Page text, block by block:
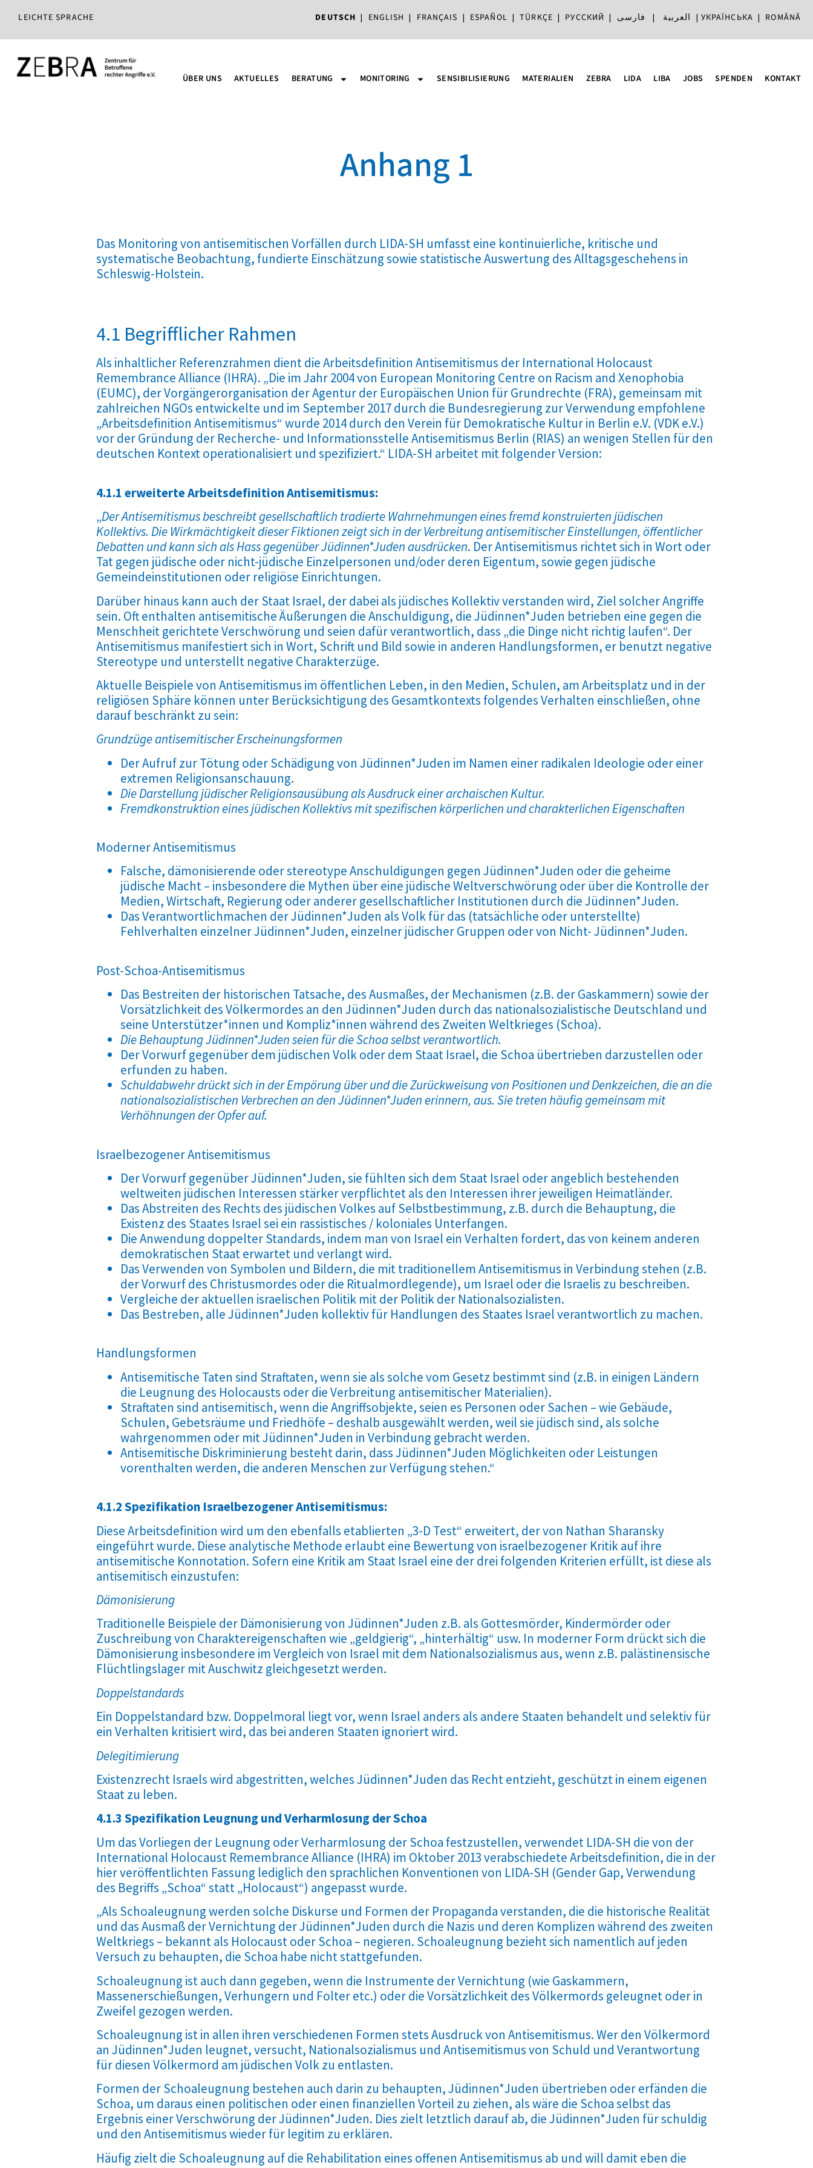
LEICHTE SPRACHE DEUTSCH | ENGLISH | FRANÇAIS | ESPAÑOL |TÜRKÇE | РУССКИЙ | العربية | فارسی | УКРАЇНСЬКА | ROMÂNĂ
ÜBER UNS AKTUELLES BERATUNG MONITORING SENSIBILISIERUNG MATERIALIEN ZEBRA LIDA LIBA JOBS SPENDEN KONTAKT
Anhang 1
Das Monitoring von antisemitischen Vorfällen durch LIDA-SH umfasst eine kontinuierliche, kritische und
systematische Beobachtung, fundierte Einschätzung sowie statistische Auswertung des Alltagsgeschehens in
Schleswig-Holstein.
4.1 Begrifflicher Rahmen
Als inhaltlicher Referenzrahmen dient die Arbeitsdefinition Antisemitismus der International Holocaust
Remembrance Alliance (IHRA). „Die im Jahr 2004 von European Monitoring Centre on Racism and Xenophobia
(EUMC), der Vorgängerorganisation der Agentur der Europäischen Union für Grundrechte (FRA), gemeinsam mit
zahlreichen NGOs entwickelte und im September 2017 durch die Bundesregierung zur Verwendung empfohlene
„Arbeitsdefinition Antisemitismus“ wurde 2014 durch den Verein für Demokratische Kultur in Berlin e.V. (VDK e.V.)
vor der Gründung der Recherche- und Informationsstelle Antisemitismus Berlin (RIAS) an wenigen Stellen für den
deutschen Kontext operationalisiert und spezifiziert.“ LIDA-SH arbeitet mit folgender Version:
4.1.1 erweiterte Arbeitsdefinition Antisemitismus:
„Der Antisemitismus beschreibt gesellschaftlich tradierte Wahrnehmungen eines fremd konstruierten jüdischen
Kollektivs. Die Wirkmächtigkeit dieser Fiktionen zeigt sich in der Verbreitung antisemitischer Einstellungen, öffentlicher
Debatten und kann sich als Hass gegenüber Jüdinnen*Juden ausdrücken. Der Antisemitismus richtet sich in Wort oder
Tat gegen jüdische oder nicht-jüdische Einzelpersonen und/oder deren Eigentum, sowie gegen jüdische
Gemeindeinstitutionen oder religiöse Einrichtungen.
Darüber hinaus kann auch der Staat Israel, der dabei als jüdisches Kollektiv verstanden wird, Ziel solcher Angriffe
sein. Oft enthalten antisemitische Äußerungen die Anschuldigung, die Jüdinnen*Juden betrieben eine gegen die
Menschheit gerichtete Verschwörung und seien dafür verantwortlich, dass „die Dinge nicht richtig laufen“. Der
Antisemitismus manifestiert sich in Wort, Schrift und Bild sowie in anderen Handlungsformen, er benutzt negative
Stereotype und unterstellt negative Charakterzüge.
Aktuelle Beispiele von Antisemitismus im öffentlichen Leben, in den Medien, Schulen, am Arbeitsplatz und in der
religiösen Sphäre können unter Berücksichtigung des Gesamtkontexts folgendes Verhalten einschließen, ohne
darauf beschränkt zu sein:
Grundzüge antisemitischer Erscheinungsformen
Der Aufruf zur Tötung oder Schädigung von Jüdinnen*Juden im Namen einer radikalen Ideologie oder einer
extremen Religionsanschauung.
Die Darstellung jüdischer Religionsausübung als Ausdruck einer archaischen Kultur.
Fremdkonstruktion eines jüdischen Kollektivs mit spezifischen körperlichen und charakterlichen Eigenschaften
Moderner Antisemitismus
Falsche, dämonisierende oder stereotype Anschuldigungen gegen Jüdinnen*Juden oder die geheime
jüdische Macht – insbesondere die Mythen über eine jüdische Weltverschwörung oder über die Kontrolle der
Medien, Wirtschaft, Regierung oder anderer gesellschaftlicher Institutionen durch die Jüdinnen*Juden.
Das Verantwortlichmachen der Jüdinnen*Juden als Volk für das (tatsächliche oder unterstellte)
Fehlverhalten einzelner Jüdinnen*Juden, einzelner jüdischer Gruppen oder von Nicht- Jüdinnen*Juden.
Post-Schoa-Antisemitismus
Das Bestreiten der historischen Tatsache, des Ausmaßes, der Mechanismen (z.B. der Gaskammern) sowie der
Vorsätzlichkeit des Völkermordes an den Jüdinnen*Juden durch das nationalsozialistische Deutschland und
seine Unterstützer*innen und Kompliz*innen während des Zweiten Weltkrieges (Schoa).
Die Behauptung Jüdinnen*Juden seien für die Schoa selbst verantwortlich.
Der Vorwurf gegenüber dem jüdischen Volk oder dem Staat Israel, die Schoa übertrieben darzustellen oder
erfunden zu haben.
Schuldabwehr drückt sich in der Empörung über und die Zurückweisung von Positionen und Denkzeichen, die an die
nationalsozialistischen Verbrechen an den Jüdinnen*Juden erinnern, aus. Sie treten häufig gemeinsam mit
Verhöhnungen der Opfer auf.
Israelbezogener Antisemitismus
Der Vorwurf gegenüber Jüdinnen*Juden, sie fühlten sich dem Staat Israel oder angeblich bestehenden
weltweiten jüdischen Interessen stärker verpflichtet als den Interessen ihrer jeweiligen Heimatländer.
Das Abstreiten des Rechts des jüdischen Volkes auf Selbstbestimmung, z.B. durch die Behauptung, die
Existenz des Staates Israel sei ein rassistisches / koloniales Unterfangen.
Die Anwendung doppelter Standards, indem man von Israel ein Verhalten fordert, das von keinem anderen
demokratischen Staat erwartet und verlangt wird.
Das Verwenden von Symbolen und Bildern, die mit traditionellem Antisemitismus in Verbindung stehen (z.B.
der Vorwurf des Christusmordes oder die Ritualmordlegende), um Israel oder die Israelis zu beschreiben.
Vergleiche der aktuellen israelischen Politik mit der Politik der Nationalsozialisten.
Das Bestreben, alle Jüdinnen*Juden kollektiv für Handlungen des Staates Israel verantwortlich zu machen.
Handlungsformen
Antisemitische Taten sind Straftaten, wenn sie als solche vom Gesetz bestimmt sind (z.B. in einigen Ländern
die Leugnung des Holocausts oder die Verbreitung antisemitischer Materialien).
Straftaten sind antisemitisch, wenn die Angriffsobjekte, seien es Personen oder Sachen – wie Gebäude,
Schulen, Gebetsräume und Friedhöfe – deshalb ausgewählt werden, weil sie jüdisch sind, als solche
wahrgenommen oder mit Jüdinnen*Juden in Verbindung gebracht werden.
Antisemitische Diskriminierung besteht darin, dass Jüdinnen*Juden Möglichkeiten oder Leistungen
vorenthalten werden, die anderen Menschen zur Verfügung stehen.“
4.1.2 Spezifikation Israelbezogener Antisemitismus:
Diese Arbeitsdefinition wird um den ebenfalls etablierten „3-D Test“ erweitert, der von Nathan Sharansky
eingeführt wurde. Diese analytische Methode erlaubt eine Bewertung von israelbezogener Kritik auf ihre
antisemitische Konnotation. Sofern eine Kritik am Staat Israel eine der drei folgenden Kriterien erfüllt, ist diese als
antisemitisch einzustufen:
Dämonisierung
Traditionelle Beispiele der Dämonisierung von Jüdinnen*Juden z.B. als Gottesmörder, Kindermörder oder
Zuschreibung von Charaktereigenschaften wie „geldgierig“, „hinterhältig“ usw. In moderner Form drückt sich die
Dämonisierung insbesondere im Vergleich von Israel mit dem Nationalsozialismus aus, wenn z.B. palästinensische
Flüchtlingslager mit Auschwitz gleichgesetzt werden.
Doppelstandards
Ein Doppelstandard bzw. Doppelmoral liegt vor, wenn Israel anders als andere Staaten behandelt und selektiv für
ein Verhalten kritisiert wird, das bei anderen Staaten ignoriert wird.
Delegitimierung
Existenzrecht Israels wird abgestritten, welches Jüdinnen*Juden das Recht entzieht, geschützt in einem eigenen
Staat zu leben.
4.1.3 Spezifikation Leugnung und Verharmlosung der Schoa
Um das Vorliegen der Leugnung oder Verharmlosung der Schoa festzustellen, verwendet LIDA-SH die von der
International Holocaust Remembrance Alliance (IHRA) im Oktober 2013 verabschiedete Arbeitsdefinition, die in der
hier veröffentlichten Fassung lediglich den sprachlichen Konventionen von LIDA-SH (Gender Gap, Verwendung
des Begriffs „Schoa“ statt „Holocaust“) angepasst wurde.
„Als Schoaleugnung werden solche Diskurse und Formen der Propaganda verstanden, die die historische Realität
und das Ausmaß der Vernichtung der Jüdinnen*Juden durch die Nazis und deren Komplizen während des zweiten
Weltkriegs – bekannt als Holocaust oder Schoa – negieren. Schoaleugnung bezieht sich namentlich auf jeden
Versuch zu behaupten, die Schoa habe nicht stattgefunden.
Schoaleugnung ist auch dann gegeben, wenn die Instrumente der Vernichtung (wie Gaskammern,
Massenerschießungen, Verhungern und Folter etc.) oder die Vorsätzlichkeit des Völkermords geleugnet oder in
Zweifel gezogen werden.
Schoaleugnung ist in allen ihren verschiedenen Formen stets Ausdruck von Antisemitismus. Wer den Völkermord
an Jüdinnen*Juden leugnet, versucht, Nationalsozialismus und Antisemitismus von Schuld und Verantwortung
für diesen Völkermord am jüdischen Volk zu entlasten.
Formen der Schoaleugnung bestehen auch darin zu behaupten, Jüdinnen*Juden übertrieben oder erfänden die
Schoa, um daraus einen politischen oder einen finanziellen Vorteil zu ziehen, als wäre die Schoa selbst das
Ergebnis einer Verschwörung der Jüdinnen*Juden. Dies zielt letztlich darauf ab, die Jüdinnen*Juden für schuldig
und den Antisemitismus wieder für legitim zu erklären.
Häufig zielt die Schoaleugnung auf die Rehabilitation eines offenen Antisemitismus ab und will damit eben die